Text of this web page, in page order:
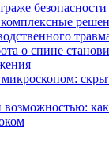
о спине
возможностью: